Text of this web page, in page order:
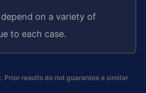
on a variety of
to each case.
results do not guarantee a similar